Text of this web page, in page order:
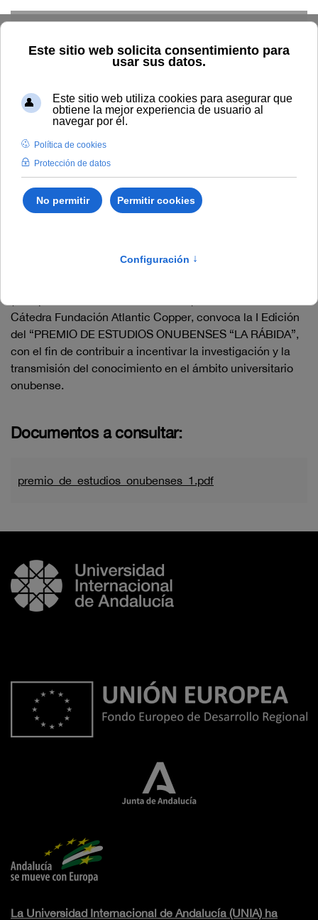
Inicio Investigación Cátedras
Fundación Atlantic Copper
Noticias
I Premio de estudios onubenses "La Rábida"
I Premio de estudios
onubenses "La Rábida"
Cátedra Fundación Atlantic Copper, convoca la I Edición
del “PREMIO DE ESTUDIOS ONUBENSES “LA RÁBIDA”,
con el fin de contribuir a incentivar la investigación y la
transmisión del conocimiento en el ámbito universitario
onubense.
Documentos a consultar:
premio_de_estudios_onubenses_1.pdf
La Universidad Internacional de Andalucía (UNIA) ha